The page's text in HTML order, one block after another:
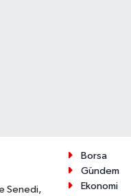
Senedi,
Borsa
Gündem
Ekonomi